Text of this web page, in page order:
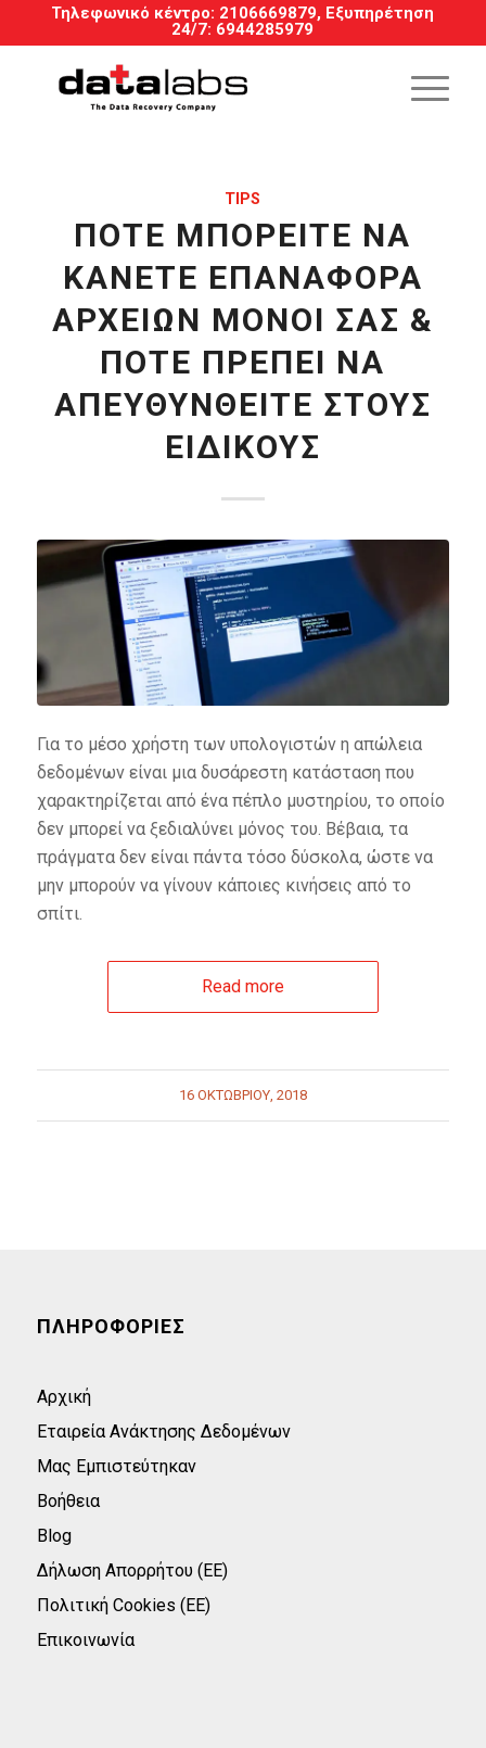
Τηλεφωνικό κέντρο: 2106669879, Εξυπηρέτηση
24/7: 6944285979
TIPS
ΠΌΤΕ ΜΠΟΡΕΊΤΕ ΝΑ
ΚΆΝΕΤΕ ΕΠΑΝΑΦΟΡΆ
ΑΡΧΕΊΩΝ ΜΌΝΟΙ ΣΑΣ &
ΠΌΤΕ ΠΡΈΠΕΙ ΝΑ
ΑΠΕΥΘΥΝΘΕΊΤΕ ΣΤΟΥΣ
ΕΙΔΙΚΟΎΣ
Για το μέσο χρήστη των υπολογιστών η απώλεια
δεδομένων είναι μια δυσάρεστη κατάσταση που
χαρακτηρίζεται από ένα πέπλο μυστηρίου, το οποίο
δεν μπορεί να ξεδιαλύνει μόνος του. Βέβαια, τα
πράγματα δεν είναι πάντα τόσο δύσκολα, ώστε να
μην μπορούν να γίνουν κάποιες κινήσεις από το
σπίτι.
Read more
16 ΟΚΤΩΒΡΊΟΥ, 2018
ΠΛΗΡΟΦΟΡΙΕΣ
Αρχική
Εταιρεία Ανάκτησης Δεδομένων
Μας Εμπιστεύτηκαν
Βοήθεια
Blog
Δήλωση Απορρήτου (ΕΕ)
Πολιτική Cookies (ΕΕ)
Επικοινωνία